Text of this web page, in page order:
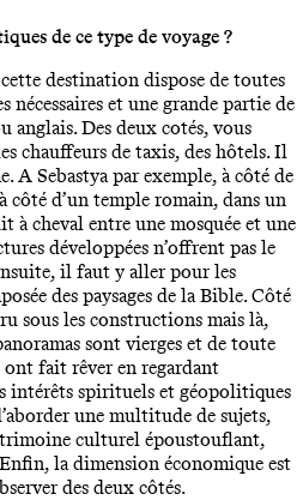
de ce type de voyage ?
destination dispose de toutes
et une grande partie de
Des deux cotés, vous
chauffeurs de taxis, des hôtels. Il
A Sebastya par exemple, à côté de
côté d’un temple romain, dans un
cheval entre une mosquée et une
développées n’offrent pas le
il faut y aller pour les
des paysages de la Bible. Côté
sous les constructions mais là,
sont vierges et de toute
ont fait rêver en regardant
intérêts spirituels et géopolitiques
une multitude de sujets,
culturel époustouflant,
la dimension économique est
des deux côtés.